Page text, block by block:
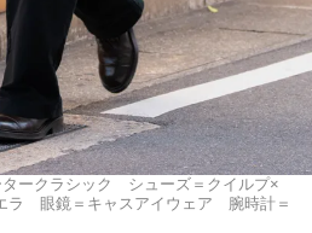
ークラシック シューズ＝クイルプ×
ラ 眼鏡＝キャスアイウェア 腕時計＝